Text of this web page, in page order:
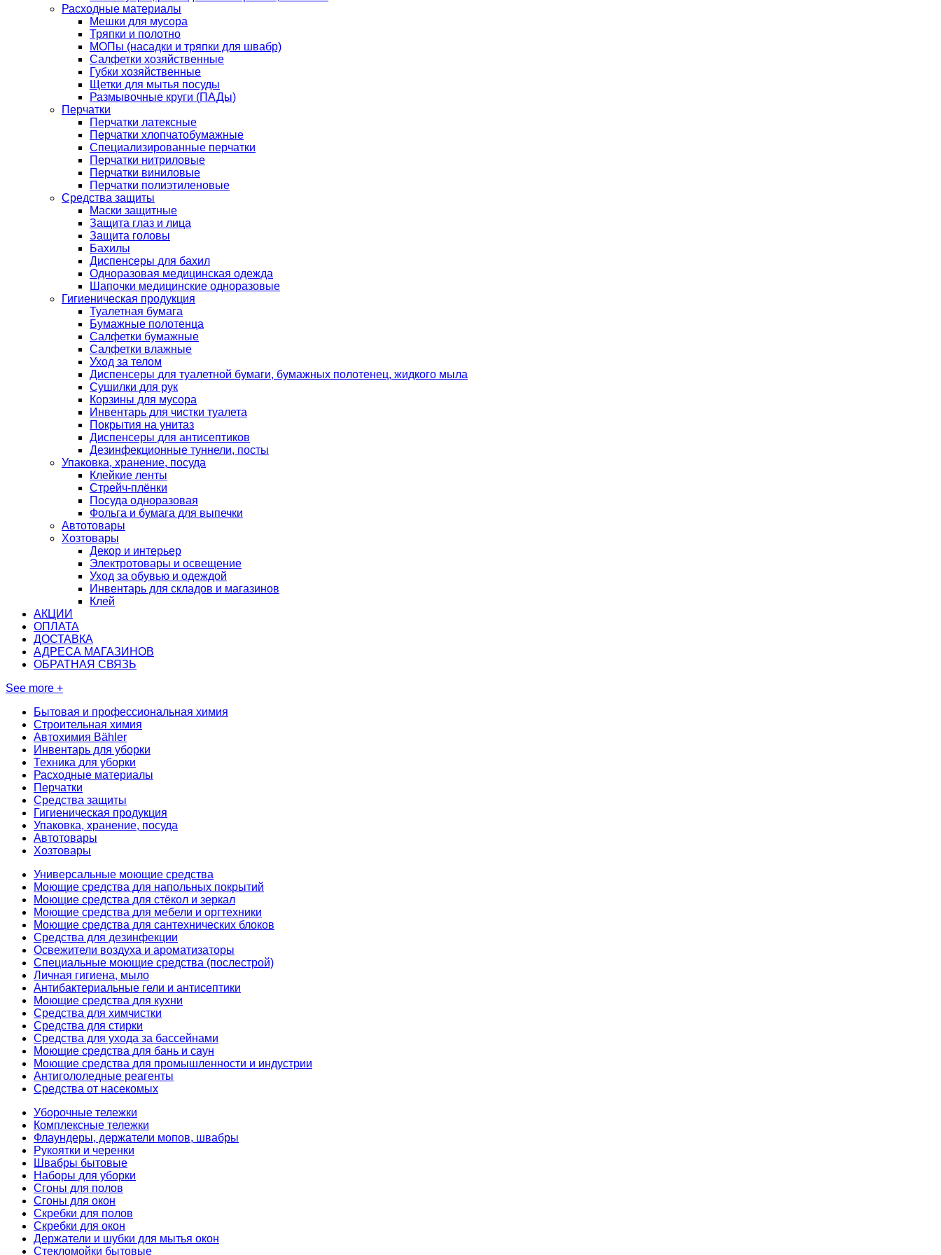
Расходные материалы
Мешки для мусора
Тряпки и полотно
МОПы (насадки и тряпки для швабр)
Салфетки хозяйственные
Губки хозяйственные
Щетки для мытья посуды
Размывочные круги (ПАДы)
Перчатки
Перчатки латексные
Перчатки хлопчатобумажные
Специализированные перчатки
Перчатки нитриловые
Перчатки виниловые
Перчатки полиэтиленовые
Средства защиты
Маски защитные
Защита глаз и лица
Защита головы
Бахилы
Диспенсеры для бахил
Одноразовая медицинская одежда
Шапочки медицинские одноразовые
Гигиеническая продукция
Туалетная бумага
Бумажные полотенца
Салфетки бумажные
Салфетки влажные
Уход за телом
Диспенсеры для туалетной бумаги, бумажных полотенец, жидкого мыла
Сушилки для рук
Корзины для мусора
Инвентарь для чистки туалета
Покрытия на унитаз
Диспенсеры для антисептиков
Дезинфекционные туннели, посты
Упаковка, хранение, посуда
Клейкие ленты
Стрейч-плёнки
Посуда одноразовая
Фольга и бумага для выпечки
Автотовары
Хозтовары
Декор и интерьер
Электротовары и освещение
Уход за обувью и одеждой
Инвентарь для складов и магазинов
Клей
АКЦИИ
ОПЛАТА
ДОСТАВКА
АДРЕСА МАГАЗИНОВ
ОБРАТНАЯ СВЯЗЬ
See more +
Бытовая и профессиональная химия
Строительная химия
Автохимия Bähler
Инвентарь для уборки
Техника для уборки
Расходные материалы
Перчатки
Средства защиты
Гигиеническая продукция
Упаковка, хранение, посуда
Автотовары
Хозтовары
Универсальные моющие средства
Моющие средства для напольных покрытий
Моющие средства для стёкол и зеркал
Моющие средства для мебели и оргтехники
Моющие средства для сантехнических блоков
Средства для дезинфекции
Освежители воздуха и ароматизаторы
Специальные моющие средства (послестрой)
Личная гигиена, мыло
Антибактериальные гели и антисептики
Моющие средства для кухни
Средства для химчистки
Средства для стирки
Средства для ухода за бассейнами
Моющие средства для бань и саун
Моющие средства для промышленности и индустрии
Антигололедные реагенты
Средства от насекомых
Уборочные тележки
Комплексные тележки
Флаундеры, держатели мопов, швабры
Рукоятки и черенки
Швабры бытовые
Наборы для уборки
Сгоны для полов
Сгоны для окон
Скребки для полов
Скребки для окон
Держатели и шубки для мытья окон
Стекломойки бытовые